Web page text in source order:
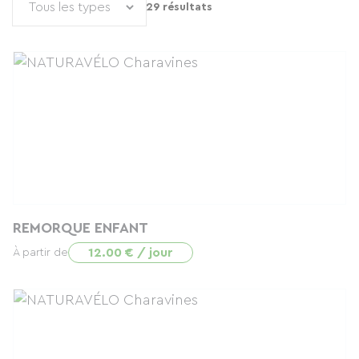
29 résultats
REMORQUE ENFANT
À partir de 12.00 € / jour